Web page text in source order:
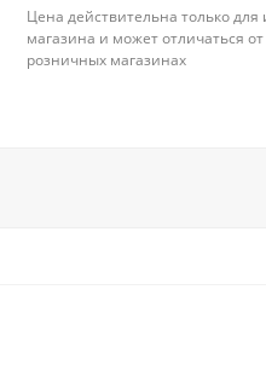
Цена действительна только для
магазина и может отличаться
розничных магазинах